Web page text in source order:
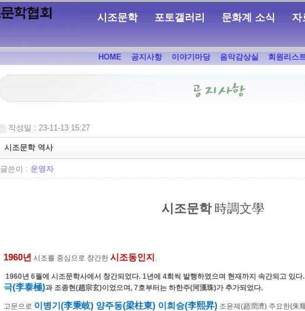
시조문학 포토갤러리 문화계 소식 자
HOME 공지사항 이야기마당 음악감상실 회원리스
작성일 : 23-11-13 15:27
시조문학 역사
글쓴이 : 운영자
시조문학 時調文學
1960년 시조를 중심으로 창간한 시조동인지 .
1960년 6월에 시조문학사에서 창간되었다. 1년에 4회씩 발행하였으며 현재까지 속간되고 있다.
극(李泰極)과 조종현(趙宗玄)이었으며, 7호부터는 하한주(河漢珠)가 추가되었다.
고문으로 이병기 (李秉岐) 양주동(梁柱東) 이희승(李熙昇) 조윤제 (趙潤濟) 주요한(朱